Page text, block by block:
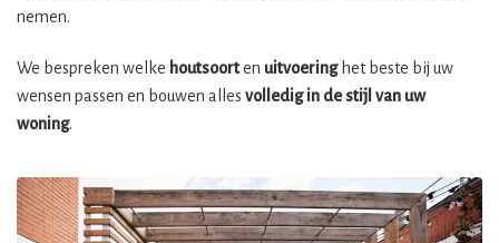
nemen.
We bespreken welke houtsoorten uitvoeringhet beste bij uw
wensen passen en bouwen alles volledig in de stijl van uw
woning.